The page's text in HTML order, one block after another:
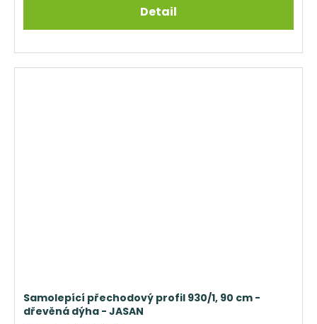
Detail
Samolepící přechodový profil 930/1, 90 cm -
dřevěná dýha - JASAN